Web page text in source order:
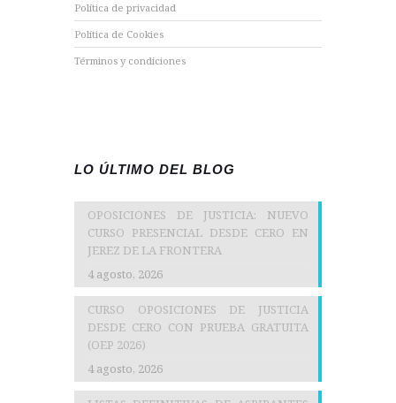
Política de privacidad
Política de Cookies
Términos y condiciones
LO ÚLTIMO DEL BLOG
OPOSICIONES DE JUSTICIA: NUEVO
CURSO PRESENCIAL DESDE CERO EN
JEREZ DE LA FRONTERA
4 agosto, 2026
CURSO OPOSICIONES DE JUSTICIA
DESDE CERO CON PRUEBA GRATUITA
(OEP 2026)
4 agosto, 2026